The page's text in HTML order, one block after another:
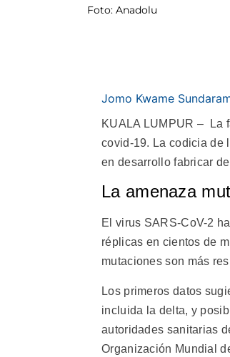
Foto: Anadolu
Jomo Kwame
KUALA LUMPUR – La
covid-19. La codicia de
en desarrollo fabricar
La amenaza
El virus SARS-CoV-2
réplicas en cientos de
mutaciones son más
Los primeros datos
incluida la delta, y
autoridades sanitarias
Organización Mundial